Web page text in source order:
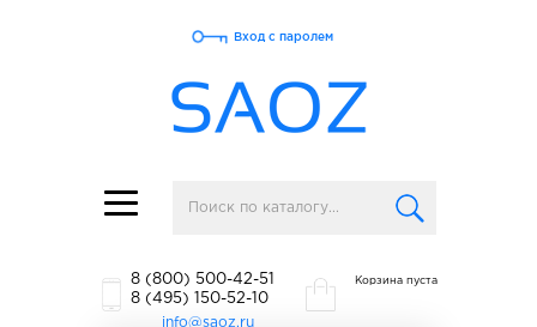
Toggle
navigation
Вход с паролем
8 (800) 500-42-51
8 (495) 150-52-10
info@saoz.ru
Корзина пуста